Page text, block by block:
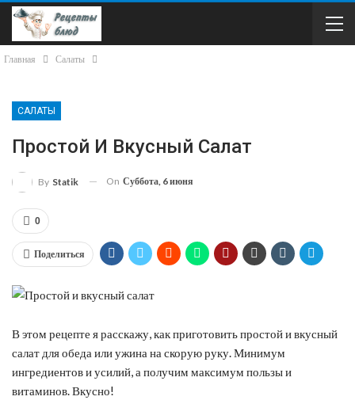
Главная Салаты
САЛАТЫ
Простой И Вкусный Салат
By Statik On Суббота, 6 июня
0
Поделиться
В этом рецепте я расскажу, как приготовить простой и вкусный
салат для обеда или ужина на скорую руку. Минимум
ингредиентов и усилий, а получим максимум пользы и
витаминов. Вкусно!